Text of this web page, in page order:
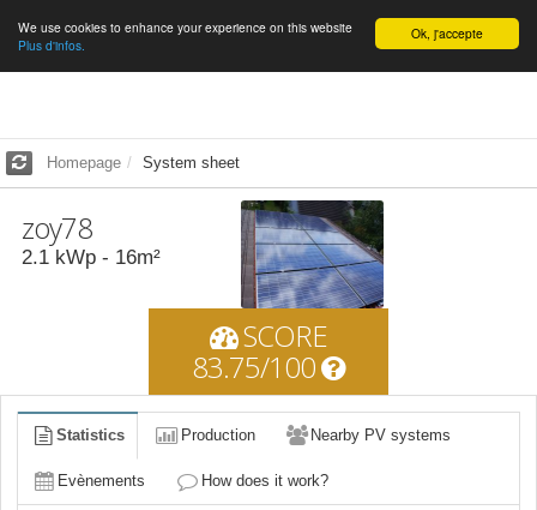
English Ok, j'accepte
We use cookies to enhance your experience on this website
Plus d'infos.
Homepage System sheet
zoy78
2.1 kWp - 16m²
SCORE
83.75/100
Statistics Production Nearby PV systems
Evènements How does it work?